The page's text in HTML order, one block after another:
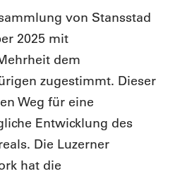
von Stansstad
2025 mit
dem
zugestimmt. Dieser
Weg für eine
Entwicklung des
Die Luzerner
hat die